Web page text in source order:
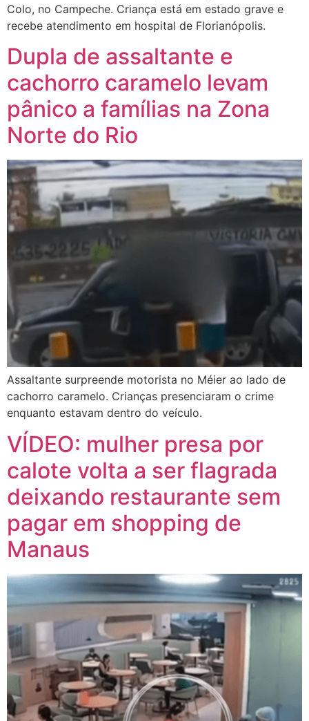
Colo, no Campeche. Criança está em estado grave e
recebe atendimento em hospital de Florianópolis.
Dupla de assaltante e
cachorro caramelo levam
pânico a famílias na Zona
Norte do Rio
Assaltante surpreende motorista no Méier ao lado de
cachorro caramelo. Crianças presenciaram o crime
enquanto estavam dentro do veículo.
VÍDEO: mulher presa por
calote volta a ser flagrada
deixando restaurante sem
pagar em shopping de
Manaus